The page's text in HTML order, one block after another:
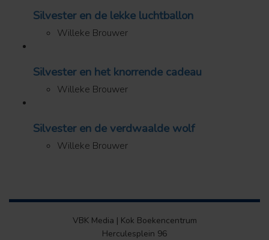
Silvester en de lekke luchtballon
Willeke Brouwer
Silvester en het knorrende cadeau
Willeke Brouwer
Silvester en de verdwaalde wolf
Willeke Brouwer
VBK Media | Kok Boekencentrum
Herculesplein 96